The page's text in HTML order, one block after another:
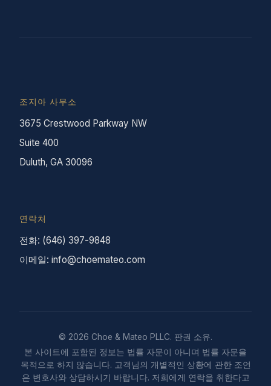
조지아 사무소
3675 Crestwood Parkway NW
Suite 400
Duluth, GA 30096
연락처
전화: (646) 397-9848
이메일: info@choemateo.com
© 2026 Choe & Mateo PLLC. 판권 소유.
본 사이트에 포함된 정보는 법률 자문이 아니며 법률 자문을
목적으로 하지 않습니다. 고객님의 개별적인 상황에 관한 조언
은 변호사와 상담하시기 바랍니다. 저희에게 연락을 취한다고